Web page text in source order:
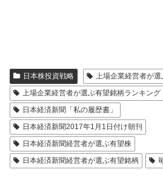
日本株投資戦略
上場企業経営者が
上場企業経営者が選ぶ有望銘柄ランキング
日本経済新聞「私の履歴書」
日本経済新聞2017年1月1日付け朝刊
日本経済新聞経営者が選ぶ有望株
日本経済新聞経営者が選ぶ有望銘柄